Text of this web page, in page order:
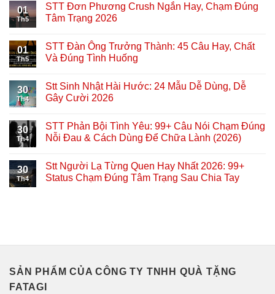
01
Th5
STT Đơn Phương Crush Ngắn Hay, Chạm Đúng
Tâm Trạng 2026
01
Th5
STT Đàn Ông Trưởng Thành: 45 Câu Hay, Chất
Và Đúng Tình Huống
30
Th4
Stt Sinh Nhật Hài Hước: 24 Mẫu Dễ Dùng, Dễ
Gây Cười 2026
30
Th4
STT Phản Bội Tình Yêu: 99+ Câu Nói Chạm Đúng
Nỗi Đau & Cách Dùng Để Chữa Lành (2026)
30
Th4
Stt Người Lạ Từng Quen Hay Nhất 2026: 99+
Status Chạm Đúng Tâm Trạng Sau Chia Tay
SẢN PHẨM CỦA CÔNG TY TNHH QUÀ TẶNG
FATAGI